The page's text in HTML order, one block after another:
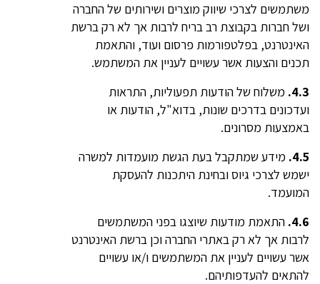
משתמשים לצרכי שיווק מוצרים ושירותים של החברה
ושל חברות בקבוצת רב בריח לרבות אך לא רק ברשת
האינטרנט, בפלטפורמות פרסום ועוד, והתאמת
תכנים והצעות אשר עשויים לעניין את המשתמש.
4.3. משלוח של הודעות תפעוליות, התראות
ועדכונים בדרכים שונות, בדוא"ל, הודעות או
באמצעות מסרונים.
4.5. מידע שמתקבל בעת הגשת מועמדות למשרה
ישמש לצרכי גיוס ובחינת היתכנות להעסקת
המועמד.
4.6. התאמת מודעות שיוצגו בפני המשתמשים
לרבות אך לא רק באתרי החברה וכן ברשת האינטרנט
אשר עשויים לעניין את המשתמשים ו/או עשויים
להתאים להעדפותיהם.